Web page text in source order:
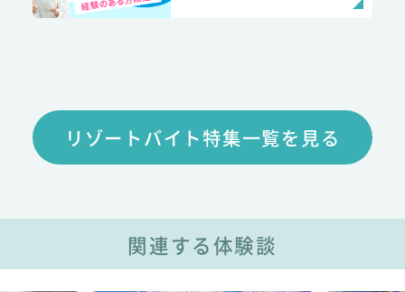
リゾートバイト特集一覧を見る
関連する体験談